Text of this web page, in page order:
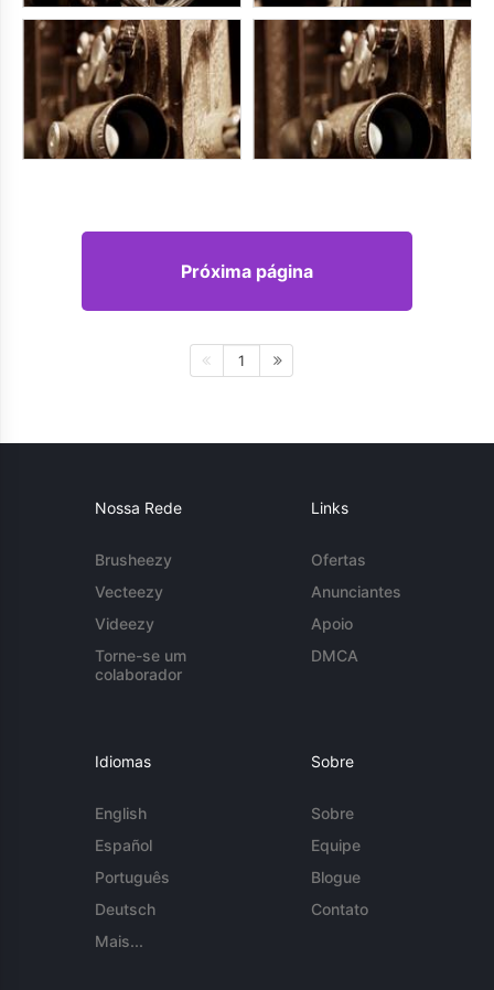
Próxima página
1
Nossa Rede
Brusheezy
Vecteezy
Videezy
Torne-se um
colaborador
Links
Ofertas
Anunciantes
Apoio
DMCA
Idiomas
English
Español
Português
Deutsch
Mais...
Sobre
Sobre
Equipe
Blogue
Contato